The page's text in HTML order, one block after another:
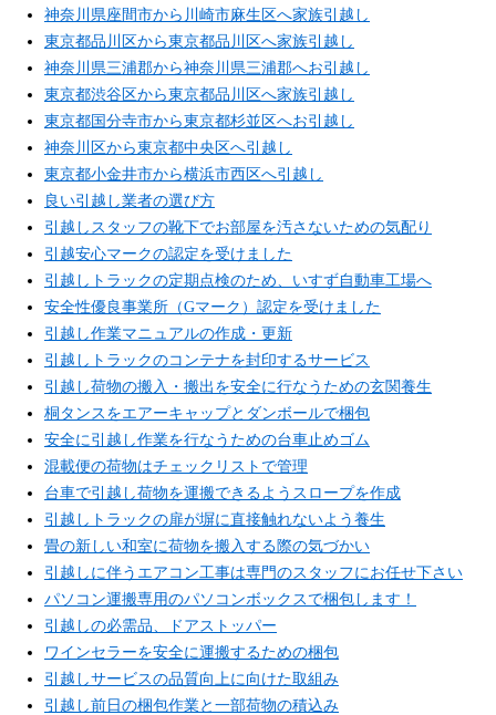
神奈川県座間市から川崎市麻生区へ家族引越し
東京都品川区から東京都品川区へ家族引越し
神奈川県三浦郡から神奈川県三浦郡へお引越し
東京都渋谷区から東京都品川区へ家族引越し
東京都国分寺市から東京都杉並区へお引越し
神奈川区から東京都中央区へ引越し
東京都小金井市から横浜市西区へ引越し
良い引越し業者の選び方
引越しスタッフの靴下でお部屋を汚さないための気配り
引越安心マークの認定を受けました
引越しトラックの定期点検のため、いすず自動車工場へ
安全性優良事業所（Gマーク）認定を受けました
引越し作業マニュアルの作成・更新
引越しトラックのコンテナを封印するサービス
引越し荷物の搬入・搬出を安全に行なうための玄関養生
桐タンスをエアーキャップとダンボールで梱包
安全に引越し作業を行なうための台車止めゴム
混載便の荷物はチェックリストで管理
台車で引越し荷物を運搬できるようスロープを作成
引越しトラックの扉が塀に直接触れないよう養生
畳の新しい和室に荷物を搬入する際の気づかい
引越しに伴うエアコン工事は専門のスタッフにお任せ下さい
パソコン運搬専用のパソコンボックスで梱包します！
引越しの必需品、ドアストッパー
ワインセラーを安全に運搬するための梱包
引越しサービスの品質向上に向けた取組み
引越し前日の梱包作業と一部荷物の積込み